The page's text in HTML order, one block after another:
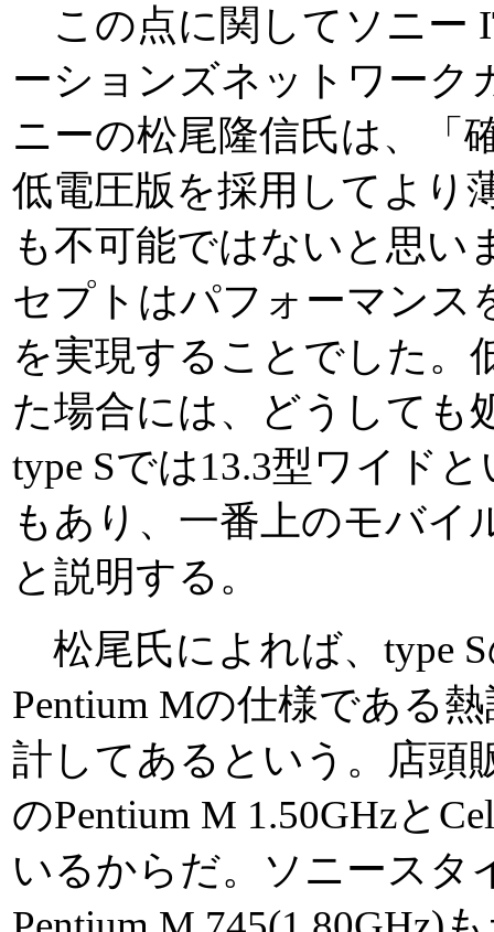
この点に関してソニー
ーションズネットワーク
ニーの松尾隆信氏は、「
低電圧版を採用してより
も不可能ではないと思い
セプトはパフォーマンス
を実現することでした。
た場合には、どうしても
type Sでは13.3型ワイド
もあり、一番上のモバイ
と説明する。
松尾氏によれば、type
Pentium Mの仕様である
計してあるという。店頭
のPentium M 1.50GHzと
いるからだ。ソニースタ